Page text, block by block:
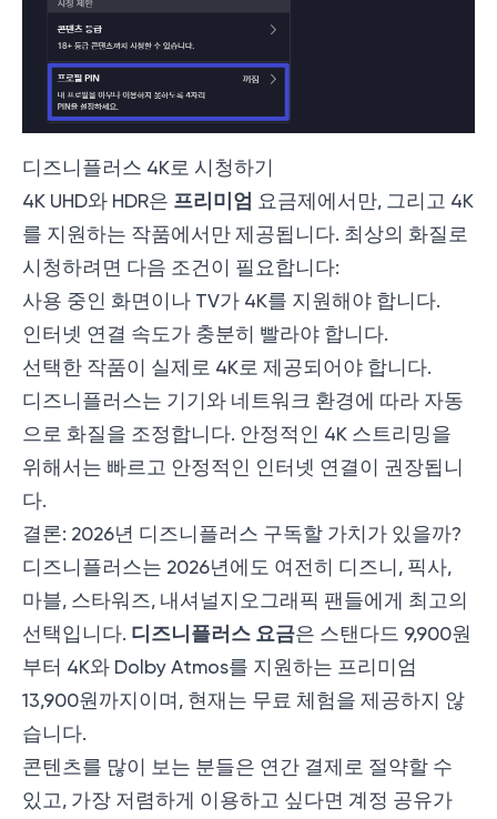
디즈니플러스 4K로 시청하기
4K UHD와 HDR은 프리미엄 요금제에서만, 그리고 4K
를 지원하는 작품에서만 제공됩니다. 최상의 화질로
시청하려면 다음 조건이 필요합니다:
사용 중인 화면이나 TV가 4K를 지원해야 합니다.
인터넷 연결 속도가 충분히 빨라야 합니다.
선택한 작품이 실제로 4K로 제공되어야 합니다.
디즈니플러스는 기기와 네트워크 환경에 따라 자동
으로 화질을 조정합니다. 안정적인 4K 스트리밍을
위해서는 빠르고 안정적인 인터넷 연결이 권장됩니
다.
결론: 2026년 디즈니플러스 구독할 가치가 있을까?
디즈니플러스는 2026년에도 여전히 디즈니, 픽사,
마블, 스타워즈, 내셔널지오그래픽 팬들에게 최고의
선택입니다. 디즈니플러스 요금은 스탠다드 9,900원
부터 4K와 Dolby Atmos를 지원하는 프리미엄
13,900원까지이며, 현재는 무료 체험을 제공하지 않
습니다.
콘텐츠를 많이 보는 분들은 연간 결제로 절약할 수
있고, 가장 저렴하게 이용하고 싶다면 계정 공유가